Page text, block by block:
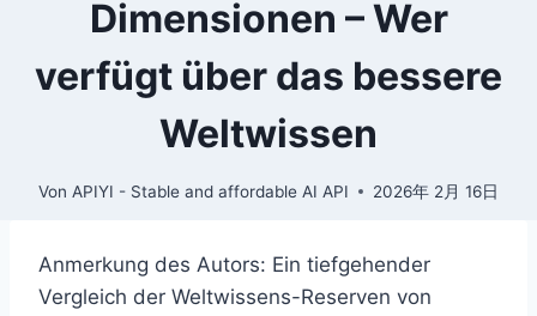
Dimensionen – Wer
verfügt über das bessere
Weltwissen
Von APIYI - Stable and affordable AI API 2026年 2月 16日
Anmerkung des Autors: Ein tiefgehender
Vergleich der Weltwissens-Reserven von